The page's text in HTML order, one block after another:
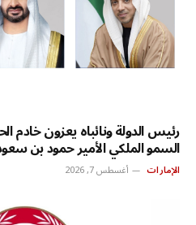
رئيس الدولة ونائباه يعزون خادم
السمو الملكي الأمير حمود بن
الإمارات أغسطس 7, 2026